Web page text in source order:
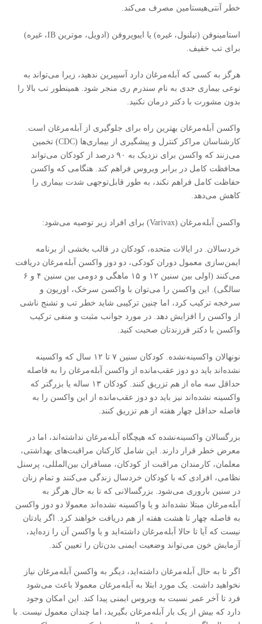
خطر آنتی‌هیستامین مصرف می‌کند.
استامینوفن (تیلنول، غیره) یا ایبوپروفن (ادویل، موترین IB، غیره)
برای تب خفیف.
هرگز به کسی که آبله‌مرغان دارد آسپیرین ندهید، زیرا می‌تواند به
نوعی بیماری جدی به نام سندرم ری منجر شود. همینطور تب بالا را
بدون مشورت با دکتر درمان نکنید.
واکسن آبله‌مرغان بهترین راه برای جلوگیری از آبله‌مرغان است.
کارشناسان مراکز کنترل و پیشگیری از بیماری‌ها (CDC) تخمین
می‌زنند که واکسن برای نزدیک به ۹۰ درصد از کودکان می‌تواند
محافظت کامل در برابر ویروس فراهم کند. هنگامی که واکسن
حفاظت کامل فراهم نکند، به طور قابل‌توجهی شدت بیماری را
کاهش می‌دهد.
واکسن آبله‌مرغان (Varivax) برای افراد زیر توصیه می‌شود:
خردسالان. در ایالات متحده، کودکان در قالب بخشی از برنامه
ایمن‌سازی معمول دوران کودکی، دو دوز واکسن آبله‌مرغان دریافت
می‌کنند (اولی بین سنین ۱۲ و ۱۵ ماهگی و دومی بین سنین ۴ و ۶
سالگی). این واکسن را می‌توان با واکسن سرخک، اوریون و
سرخجه ترکیب کرد، اما چنین ترکیبی شاید خطر تب و تشنج ناشی
از واکسن را افزایش دهد. در مورد جوانب مثبت و منفی ترکیب
واکسن با دکتر فرزندتان صحبت کنید.
نونهالان واکسینه‌نشده. کودکان سنین ۷ تا ۱۲ سال که واکسینه
نشده‌اند باید دو دوز عقب‌مانده از واکسن آبله‌مرغان را به فاصله
حداقل سه ماه از هم تزریق کنند. کودکان ۱۳ ساله یا بزرگتر که
واکسینه نشده‌اند نیز باید دو دوز عقب‌مانده از این واکسن را به
فاصله حداقل چهار هفته از هم تزریق کنند.
بزرگسالان واکسینه‌نشده که هیچگاه آبله‌مرغان نداشته‌اند، اما در
معرض خطر قرار دارند. این شامل کارکنان مراقبت‌های بهداشتی،
معلمان، کارمندان مراقبت از کودکان، مسافران بین‌المللی، پرسنل
نظامی، افرادی که با کودکان خردسال زندگی می‌کنند و تمام زنان
در سنین باروری می‌شود. بزرگسالانی که تا به حال هرگز به
آبله‌مرغان مبتلا نشده‌اند و یا واکسینه نشده‌اند معمولا دو دوز واکسن
به فاصله چهار تا هشت هفته از هم دریافت خواهند کرد. اگر یادتان
نیست که آیا تا حالا آبله‌مرغان داشته‌اید و یا واکسن آن را زده‌‌اید،
آزمایش خون می‌تواند وضعیت ایمنی بدن‌تان را تعیین کند.
اگر تا به حال آبله‌مرغان داشته‌اید، دیگر به واکسن آبله‌مرغان نیاز
نخواهید داشت. یک مورد ابتلا به آبله‌مرغان معمولا باعث می‌شود
فرد تا آخر عمر نسبت به ویروس ایمنی پیدا کند. این امکان وجود
دارد که بیش از یک بار آبله‌مرغان بگیرید، اما چندان معمول نیست. با